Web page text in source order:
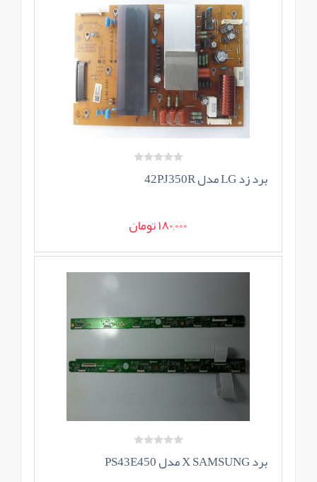
برد زد LG مدل 42PJ350R
180,000 تومان
برد X SAMSUNG مدل PS43E450